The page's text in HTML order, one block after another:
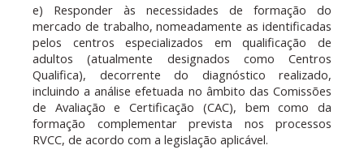
e) Responder às necessidades de formação do
mercado de trabalho, nomeadamente as identificadas
pelos centros especializados em qualificação de
adultos (atualmente designados como Centros
Qualifica), decorrente do diagnóstico realizado,
incluindo a análise efetuada no âmbito das Comissões
de Avaliação e Certificação (CAC), bem como da
formação complementar prevista nos processos
RVCC, de acordo com a legislação aplicável.